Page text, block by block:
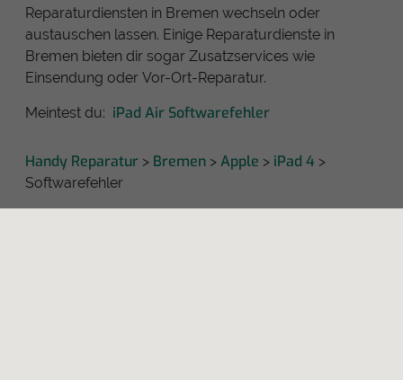
Reparaturdiensten in Bremen wechseln oder
austauschen lassen. Einige Reparaturdienste in
Bremen bieten dir sogar Zusatzservices wie
Einsendung oder Vor-Ort-Reparatur.
Meintest du: iPad Air Softwarefehler
Handy Reparatur > Bremen > Apple > iPad 4 >
Softwarefehler